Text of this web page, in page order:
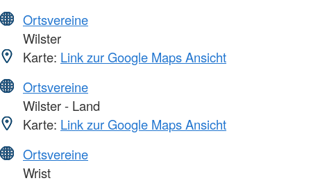
Ortsvereine
Wilster
Karte: Link zur Google Maps Ansicht
Ortsvereine
Wilster - Land
Karte: Link zur Google Maps Ansicht
Ortsvereine
Wrist